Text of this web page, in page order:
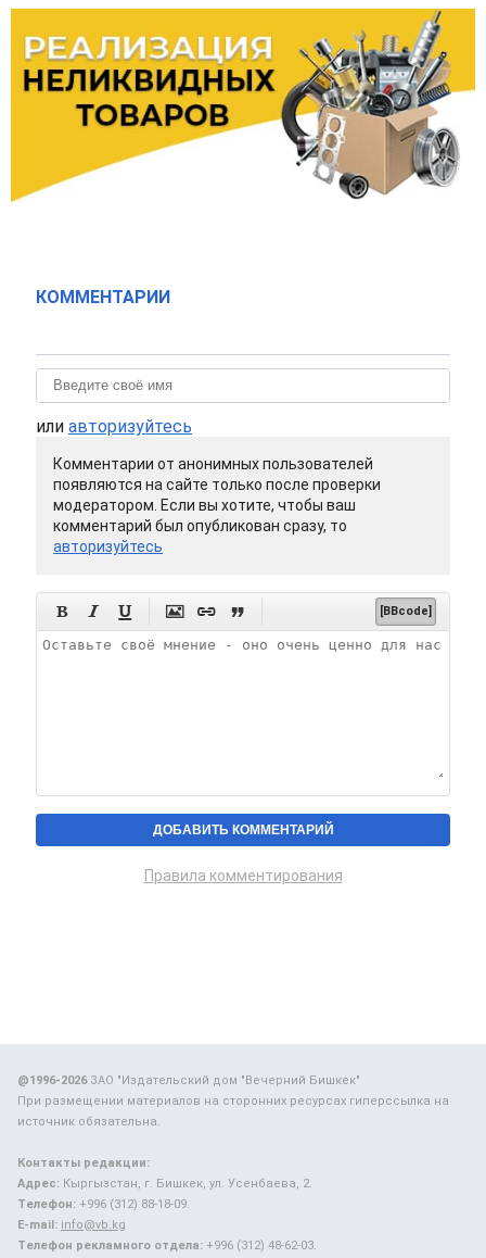
КОММЕНТАРИИ
или авторизуйтесь
Комментарии от анонимных пользователей
появляются на сайте только после проверки
модератором. Если вы хотите, чтобы ваш
комментарий был опубликован сразу, то
авторизуйтесь
      [BBcode]
Правила комментирования
@1996-2026ЗАО "Издательский дом "Вечерний Бишкек"
При размещении материалов на сторонних ресурсах гиперссылка на
источник обязательна.
Контакты редакции:
Адрес: Кыргызстан, г. Бишкек, ул. Усенбаева, 2.
Телефон: +996 (312) 88-18-09.
E-mail: info@vb.kg
Телефон рекламного отдела: +996 (312) 48-62-03.